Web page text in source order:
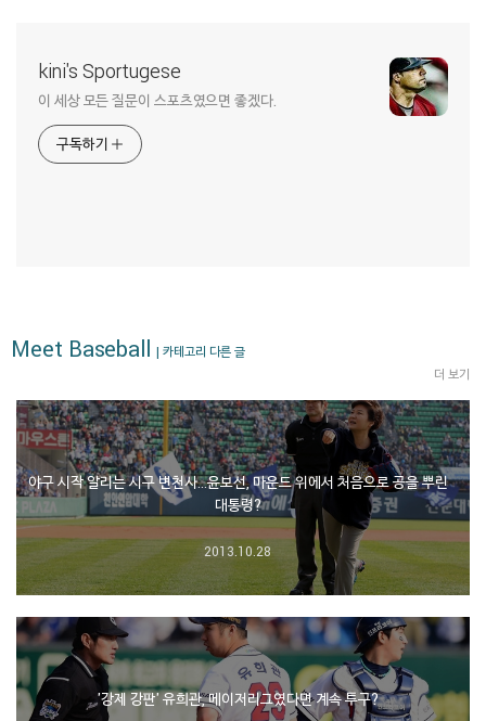
kini's Sportugese
이 세상 모든 질문이 스포츠였으면 좋겠다.
구독하기
Meet Baseball | 카테고리 다른 글
더 보기
야구 시작 알리는 시구 변천사…윤보선, 마운드 위에서 처음으로 공을 뿌린
대통령?
2013.10.28
'강제 강판' 유희관, 메이저리그였다면 계속 투구?